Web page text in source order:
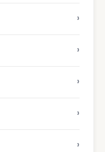
›
›
›
›
›